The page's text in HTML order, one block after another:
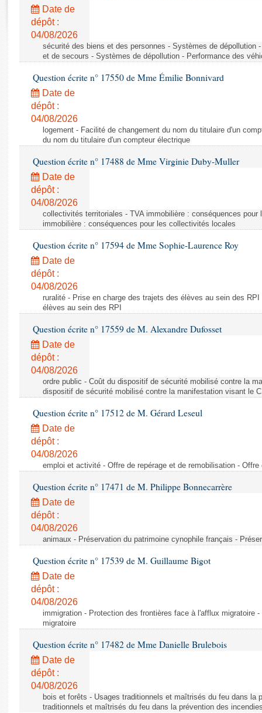
Rapports législatifs
Rapports sur l'application des lois
Baromètre de l’application des lois
Dossiers législatifs
Budget et sécurité sociale
Questions écrites et orales
Comptes rendus des débats
Date de
dépôt :
04/08/2026
sécurité des biens et des personnes - Systèmes de dépollution
et de secours - Systèmes de dépollution - Performance des
Question écrite n° 17550 de Mme Émilie Bonnivard
Date de
dépôt :
04/08/2026
logement - Facilité de changement du nom du titulaire d'un
du nom du titulaire d'un compteur électrique
Question écrite n° 17488 de Mme Virginie Duby-Muller
Date de
dépôt :
04/08/2026
collectivités territoriales - TVA immobilière : conséquences
immobilière : conséquences pour les collectivités locales
Question écrite n° 17594 de Mme Sophie-Laurence Roy
Date de
dépôt :
04/08/2026
ruralité - Prise en charge des trajets des élèves au sein des
élèves au sein des RPI
Question écrite n° 17559 de M. Alexandre Dufosset
Date de
dépôt :
04/08/2026
ordre public - Coût du dispositif de sécurité mobilisé contre la
dispositif de sécurité mobilisé contre la manifestation visant le
Question écrite n° 17512 de M. Gérard Leseul
Date de
dépôt :
04/08/2026
emploi et activité - Offre de repérage et de remobilisation -
Question écrite n° 17471 de M. Philippe Bonnecarrère
Date de
dépôt :
04/08/2026
animaux - Préservation du patrimoine cynophile français -
Question écrite n° 17539 de M. Guillaume Bigot
Date de
dépôt :
04/08/2026
immigration - Protection des frontières face à l'afflux migratoire
migratoire
Question écrite n° 17482 de Mme Danielle Brulebois
Date de
dépôt :
04/08/2026
bois et forêts - Usages traditionnels et maîtrisés du feu dans la
traditionnels et maîtrisés du feu dans la prévention des